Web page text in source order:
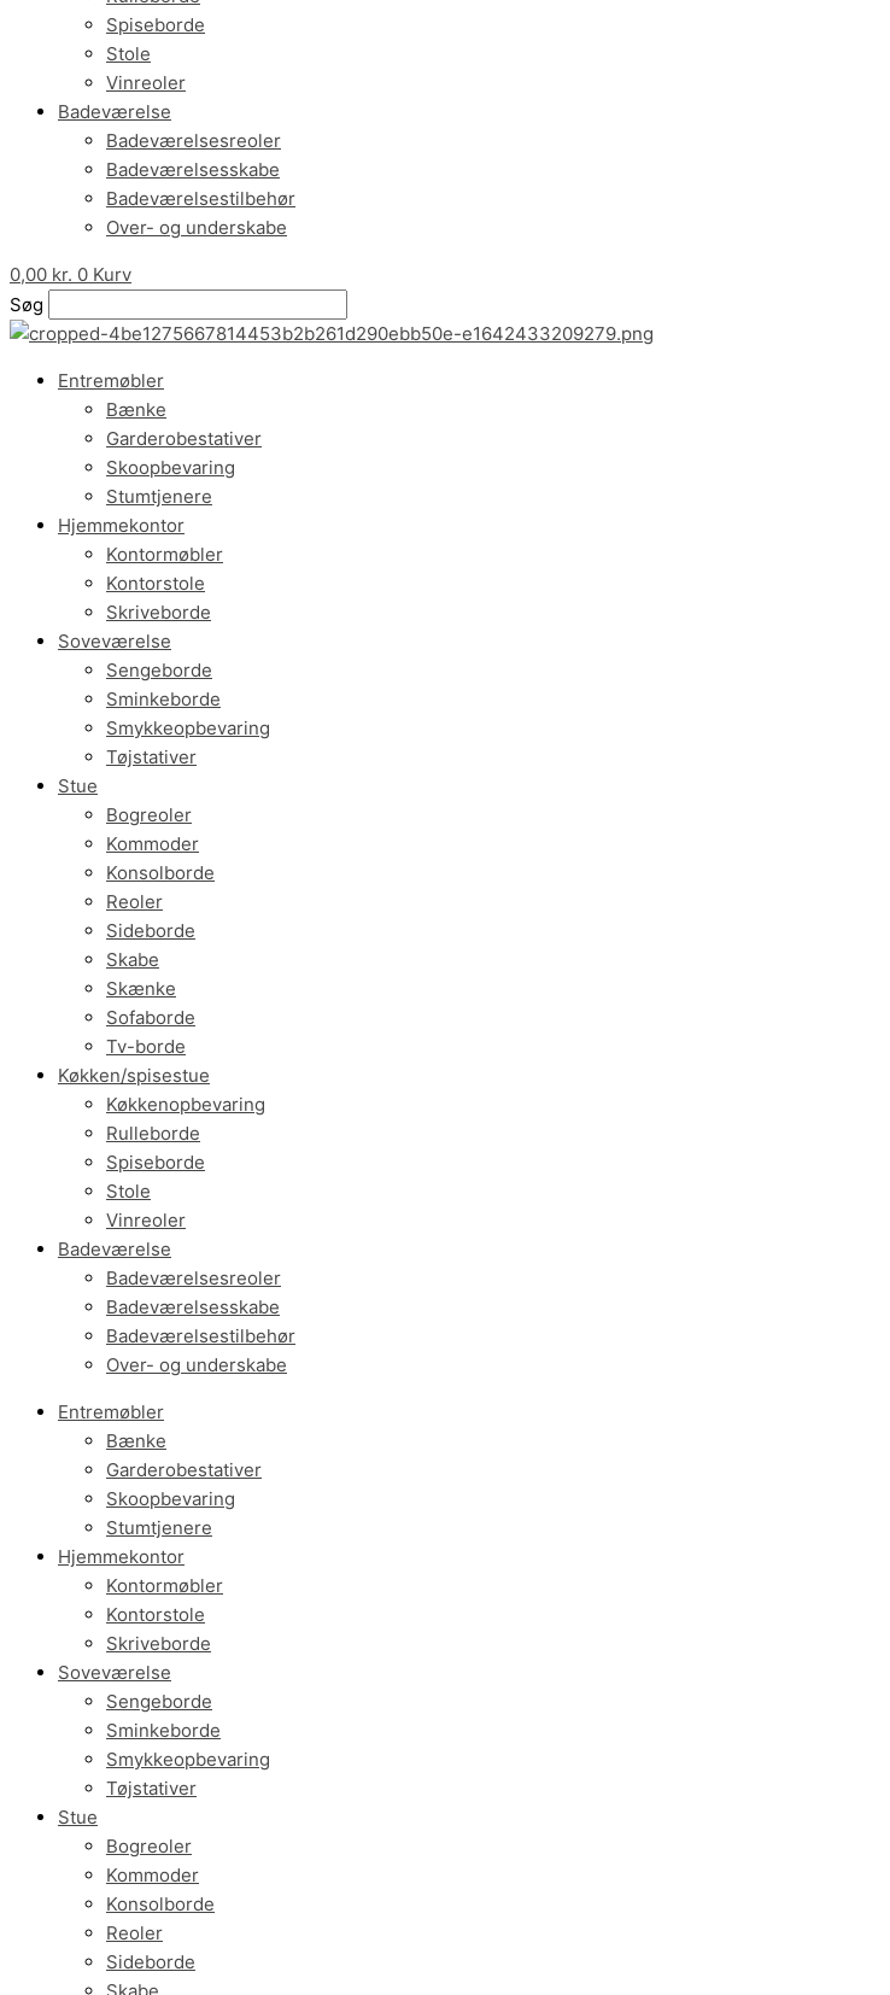
Spiseborde
Stole
Vinreoler
Badeværelse
Badeværelsesreoler
Badeværelsesskabe
Badeværelsestilbehør
Over- og underskabe
0,00 kr. 0 Kurv
Søg
Entremøbler
Bænke
Garderobestativer
Skoopbevaring
Stumtjenere
Hjemmekontor
Kontormøbler
Kontorstole
Skriveborde
Soveværelse
Sengeborde
Sminkeborde
Smykkeopbevaring
Tøjstativer
Stue
Bogreoler
Kommoder
Konsolborde
Reoler
Sideborde
Skabe
Skænke
Sofaborde
Tv-borde
Køkken/spisestue
Køkkenopbevaring
Rulleborde
Spiseborde
Stole
Vinreoler
Badeværelse
Badeværelsesreoler
Badeværelsesskabe
Badeværelsestilbehør
Over- og underskabe
Entremøbler
Bænke
Garderobestativer
Skoopbevaring
Stumtjenere
Hjemmekontor
Kontormøbler
Kontorstole
Skriveborde
Soveværelse
Sengeborde
Sminkeborde
Smykkeopbevaring
Tøjstativer
Stue
Bogreoler
Kommoder
Konsolborde
Reoler
Sideborde